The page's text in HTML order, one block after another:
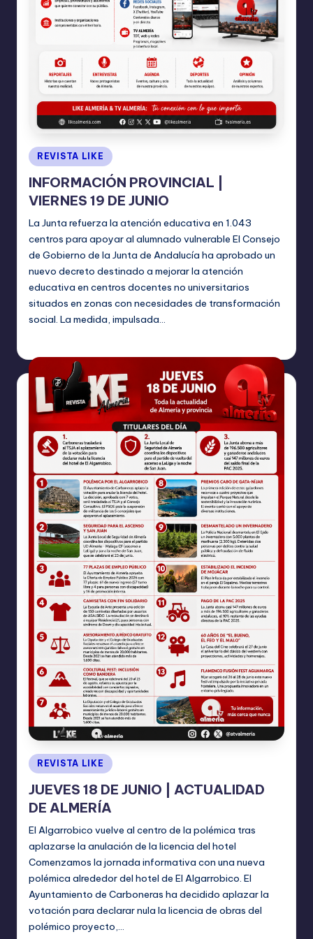
Publicado
en
REVISTA LIKE
INFORMACIÓN PROVINCIAL |
VIERNES 19 DE JUNIO
La Junta refuerza la atención educativa en 1.043
centros para apoyar al alumnado vulnerable El Consejo
de Gobierno de la Junta de Andalucía ha aprobado un
nuevo decreto destinado a mejorar la atención
educativa en centros docentes no universitarios
situados en zonas con necesidades de transformación
social. La medida, impulsada…
Publicado
en
REVISTA LIKE
JUEVES 18 DE JUNIO | ACTUALIDAD
DE ALMERÍA
El Algarrobico vuelve al centro de la polémica tras
aplazarse la anulación de la licencia del hotel
Comenzamos la jornada informativa con una nueva
polémica alrededor del hotel de El Algarrobico. El
Ayuntamiento de Carboneras ha decidido aplazar la
votación para declarar nula la licencia de obras del
polémico proyecto,…